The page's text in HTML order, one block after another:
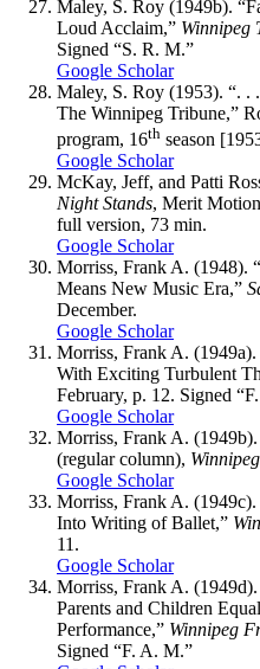
Maley, S. Roy (1949b).
Loud Acclaim,” Winnipeg
Signed “S. R. M.”
Google Scholar
Maley, S. Roy (1953). “. .
The Winnipeg Tribune,”
program, 16th season
Google Scholar
McKay, Jeff, and Patti
Night Stands, Merit
full version, 73 min.
Google Scholar
Morriss, Frank A. (1948).
Means New Music Era,”
December.
Google Scholar
Morriss, Frank A.
With Exciting Turbulent
February, p. 12. Signed
Google Scholar
Morriss, Frank A.
(regular column),
Google Scholar
Morriss, Frank A.
Into Writing of Ballet,”
11.
Google Scholar
Morriss, Frank A.
Parents and Children
Performance,” Winnipeg
Signed “F. A. M.”